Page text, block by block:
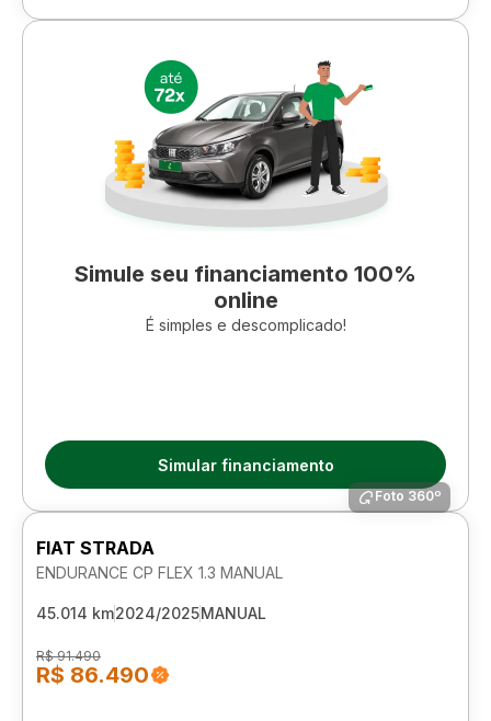
Simule seu financiamento 100%
online
É simples e descomplicado!
Simular financiamento
Foto 360º
FIAT STRADA
ENDURANCE CP FLEX 1.3 MANUAL
45.014 km2024/2025MANUAL
R$ 91.490
R$ 86.490